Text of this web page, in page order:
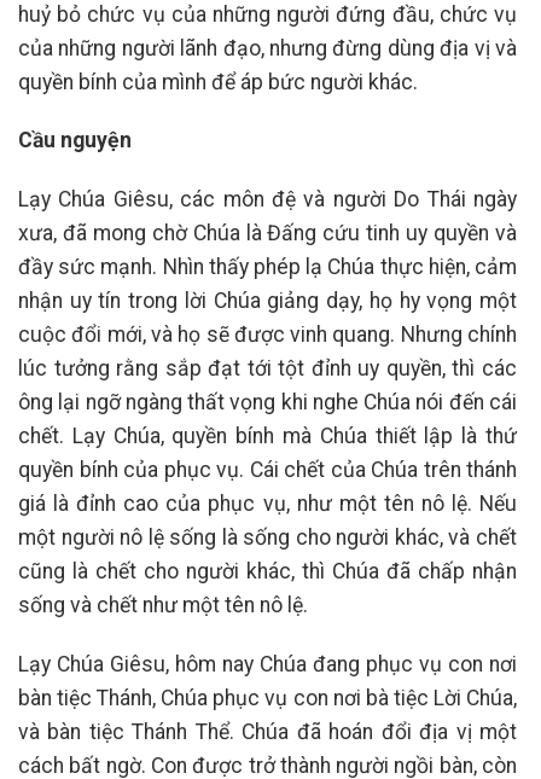
huỷ bỏ chức vụ của những người đứng đầu, chức vụ
của những người lãnh đạo, nhưng đừng dùng địa vị và
quyền bính của mình để áp bức người khác.
Cầu nguyện
Lạy Chúa Giêsu, các môn đệ và người Do Thái ngày
xưa, đã mong chờ Chúa là Đấng cứu tinh uy quyền và
đầy sức mạnh. Nhìn thấy phép lạ Chúa thực hiện, cảm
nhận uy tín trong lời Chúa giảng dạy, họ hy vọng một
cuộc đổi mới, và họ sẽ được vinh quang. Nhưng chính
lúc tưởng rằng sắp đạt tới tột đỉnh uy quyền, thì các
ông lại ngỡ ngàng thất vọng khi nghe Chúa nói đến cái
chết. Lạy Chúa, quyền bính mà Chúa thiết lập là thứ
quyền bính của phục vụ. Cái chết của Chúa trên thánh
giá là đỉnh cao của phục vụ, như một tên nô lệ. Nếu
một người nô lệ sống là sống cho người khác, và chết
cũng là chết cho người khác, thì Chúa đã chấp nhận
sống và chết như một tên nô lệ.
Lạy Chúa Giêsu, hôm nay Chúa đang phục vụ con nơi
bàn tiệc Thánh, Chúa phục vụ con nơi bà tiệc Lời Chúa,
và bàn tiệc Thánh Thể. Chúa đã hoán đổi địa vị một
cách bất ngờ. Con được trở thành người ngồi bàn, còn